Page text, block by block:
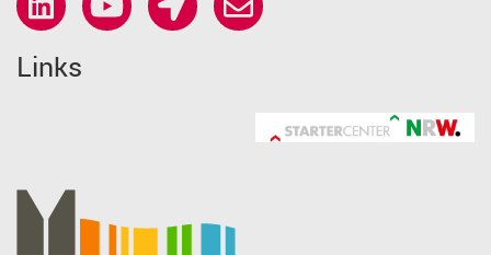
Links